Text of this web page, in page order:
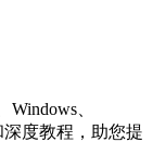
、
度教程，助您提